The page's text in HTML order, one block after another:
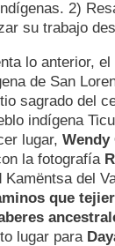
2)
su trabajo
lo anterior,
de San
sagrado del
indígena
lugar,
la fotografía
Kamëntsa del
que
lugar para